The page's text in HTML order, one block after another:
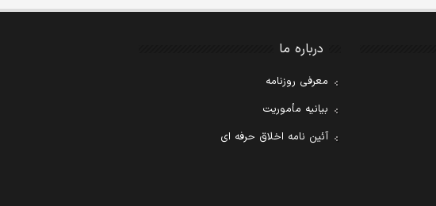
درباره ما
معرفی روزنامه
بیانیه مأموریت
آئین نامه اخلاق حرفه ای